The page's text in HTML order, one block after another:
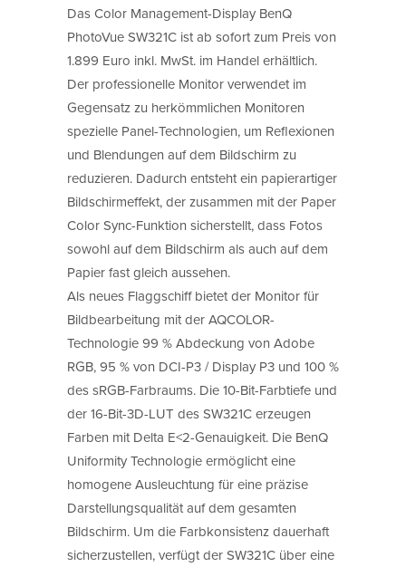
Das Color Management-Display BenQ
PhotoVue SW321C ist ab sofort zum Preis von
1.899 Euro inkl. MwSt. im Handel erhältlich.
Der professionelle Monitor verwendet im
Gegensatz zu herkömmlichen Monitoren
spezielle Panel-Technologien, um Reflexionen
und Blendungen auf dem Bildschirm zu
reduzieren. Dadurch entsteht ein papierartiger
Bildschirmeffekt, der zusammen mit der Paper
Color Sync-Funktion sicherstellt, dass Fotos
sowohl auf dem Bildschirm als auch auf dem
Papier fast gleich aussehen.
Als neues Flaggschiff bietet der Monitor für
Bildbearbeitung mit der AQCOLOR-
Technologie 99 % Abdeckung von Adobe
RGB, 95 % von DCI-P3 / Display P3 und 100 %
des sRGB-Farbraums. Die 10-Bit-Farbtiefe und
der 16-Bit-3D-LUT des SW321C erzeugen
Farben mit Delta E<2-Genauigkeit. Die BenQ
Uniformity Technologie ermöglicht eine
homogene Ausleuchtung für eine präzise
Darstellungsqualität auf dem gesamten
Bildschirm. Um die Farbkonsistenz dauerhaft
sicherzustellen, verfügt der SW321C über eine